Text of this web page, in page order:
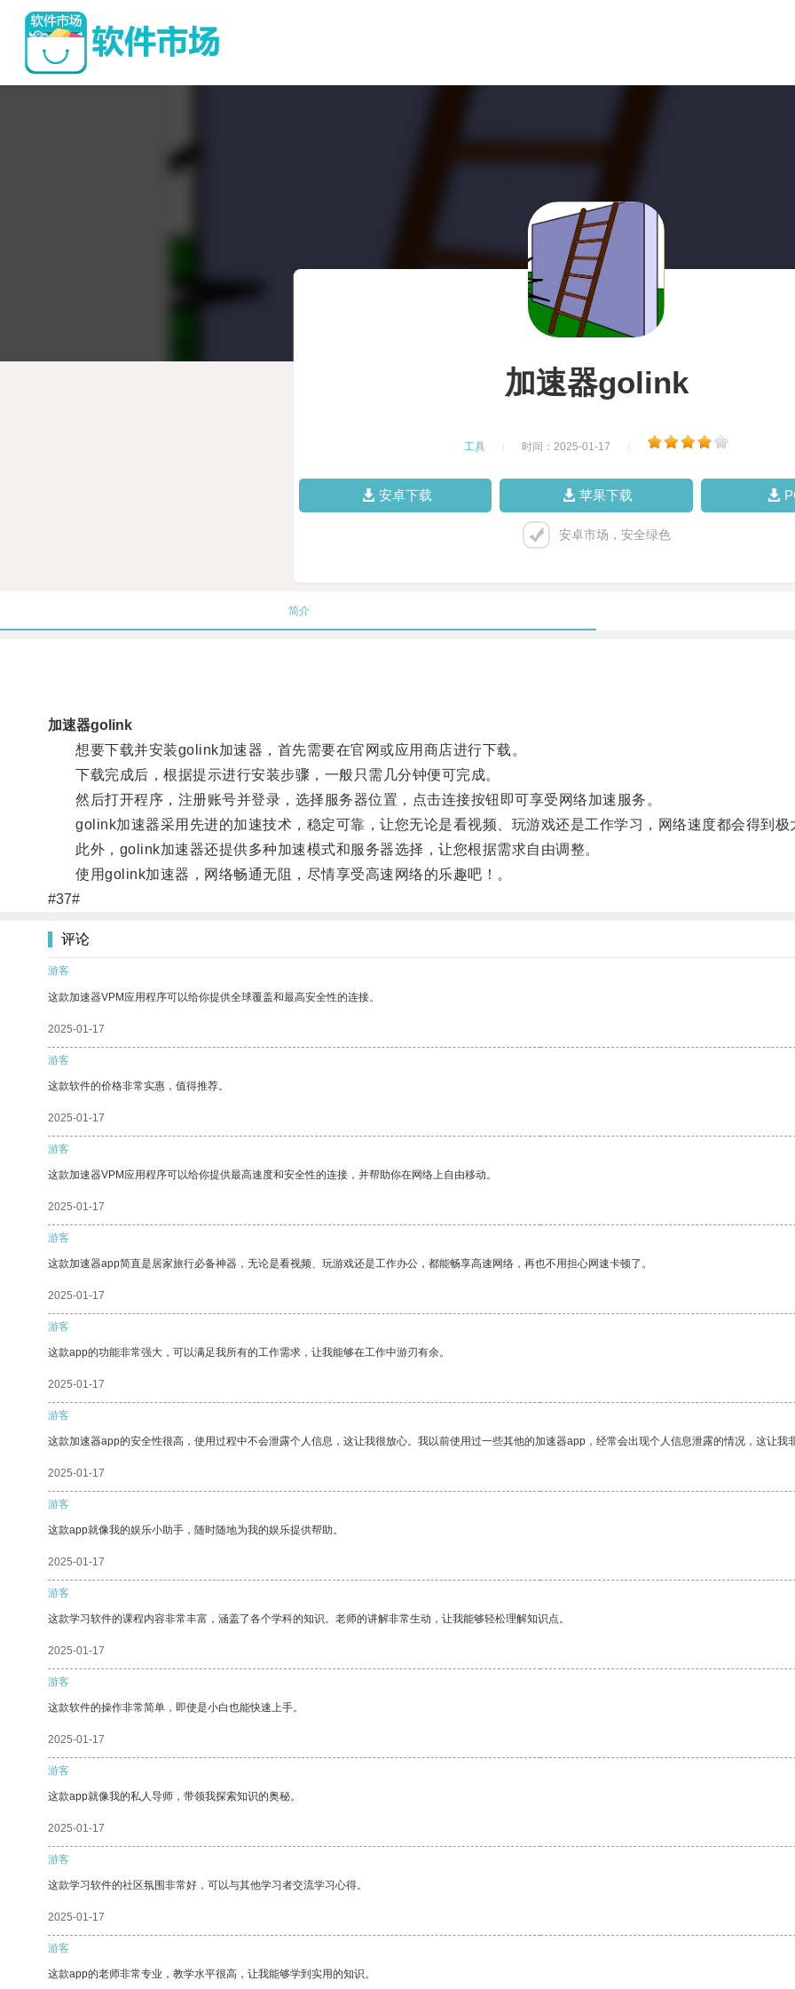
加速器golink
工具 时间：2025-01-17
安卓下载 苹果下载
安卓市场，安全绿色
简介
加速器golink
想要下载并安装golink加速器，首先需要在官网或应用商店进行下载。
下载完成后，根据提示进行安装步骤，一般只需几分钟便可完成。
然后打开程序，注册账号并登录，选择服务器位置，点击连接按钮即可享受网络加速服务。
golink加速器采用先进的加速技术，稳定可靠，让您无论是看视频、玩游戏还是工作学习，网络速度都会得到极
此外，golink加速器还提供多种加速模式和服务器选择，让您根据需求自由调整。
使用golink加速器，网络畅通无阻，尽情享受高速网络的乐趣吧！。
#37#
评论
游客
这款加速器VPM应用程序可以给你提供全球覆盖和最高安全性的连接。
2025-01-17
游客
这款软件的价格非常实惠，值得推荐。
2025-01-17
游客
这款加速器VPM应用程序可以给你提供最高速度和安全性的连接，并帮助你在网络上自由移动。
2025-01-17
游客
这款加速器app简直是居家旅行必备神器，无论是看视频、玩游戏还是工作办公，都能畅享高速网络，再也不用担心网速卡顿了。
2025-01-17
游客
这款app的功能非常强大，可以满足我所有的工作需求，让我能够在工作中游刃有余。
2025-01-17
游客
这款加速器app的安全性很高，使用过程中不会泄露个人信息，这让我很放心。我以前使用过一些其他的加速器app，经常会出现个人信息泄露的情况，这让我
2025-01-17
游客
这款app就像我的娱乐小助手，随时随地为我的娱乐提供帮助。
2025-01-17
游客
这款学习软件的课程内容非常丰富，涵盖了各个学科的知识。老师的讲解非常生动，让我能够轻松理解知识点。
2025-01-17
游客
这款软件的操作非常简单，即使是小白也能快速上手。
2025-01-17
游客
这款app就像我的私人导师，带领我探索知识的奥秘。
2025-01-17
游客
这款学习软件的社区氛围非常好，可以与其他学习者交流学习心得。
2025-01-17
游客
这款app的老师非常专业，教学水平很高，让我能够学到实用的知识。